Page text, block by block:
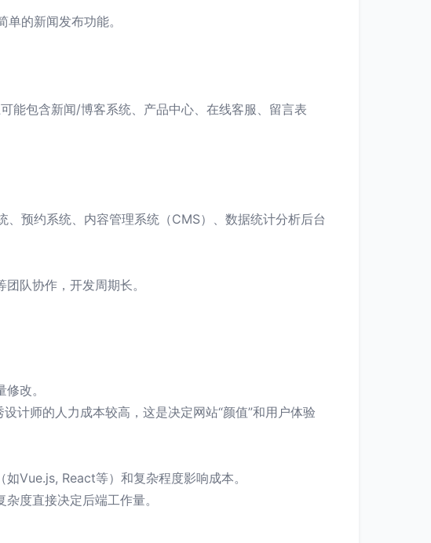
的新闻发布功能。
能包含新闻/博客系统、产品中心、在线客服、留言表
预约系统、内容管理系统（CMS）、数据统计分析后台
队协作，开发周期长。
改。
计师的人力成本较高，这是决定网站“颜值”和用户体验
Vue.js, React等）和复杂程度影响成本。
度直接决定后端工作量。